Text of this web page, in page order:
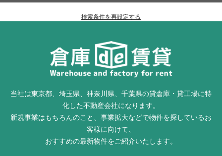
検索条件を再設定する
当社は東京都、埼玉県、神奈川県、千葉県の貸倉庫・貸工場に特
化した不動産会社になります。
新規事業はもちろんのこと、事業拡大などで物件を探しているお
客様に向けて、
おすすめの最新物件をご紹介いたします。